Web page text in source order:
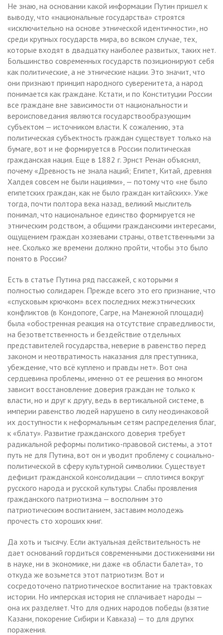
Не знаю, на основании какой информации Путин пришел к
выводу, что «национальные государства» строятся
«исключительно на основе этнической идентичности», но
среди крупных государств мира, во всяком случае, тех,
которые входят в двадцатку наиболее развитых, таких нет.
Большинство современных государств позиционируют себя
как политические, а не этнические нации. Это значит, что
они признают принцип народного суверенитета, а народ
понимается как граждане. Кстати, и по Конституции России
все граждане вне зависимости от национальности и
вероисповедания являются государствообразующим
субъектом — источником власти. К сожалению, эта
политическая субъектность граждан существует только на
бумаге, вот и не формируется в России политическая
гражданская нация. Еще в 1882 г. Эрнст Ренан объяснял,
почему «Древность не знала наций; Египет, Китай, древняя
Халдея совсем не были нациями», — потому что «не было
египетских граждан, как не было граждан китайских». Уже
тогда, почти полтора века назад, великий мыслитель
понимал, что национальное единство формируется не
этническим родством, а общими гражданскими интересами,
ощущением граждан хозяевами страны, ответственными за
нее. Сколько же времени должно пройти, чтобы это было
понято в России?
Есть в статье Путина ряд пассажей, с которыми я
полностью солидарен. Прежде всего это его признание, что
«спусковым крючком» всех последних межэтнических
конфликтов (в Кондопоге, Сагре, на Манежной площади)
была «обостренная реакция на отсутствие справедливости,
на безответственность и бездействие отдельных
представителей государства, неверие в равенство перед
законом и неотвратимость наказания для преступника,
убеждение, что всё куплено и правды нет». Вот она
сердцевина проблемы, именно от ее решения во многом
зависит восстановление доверия граждан не только к
власти, но и друг к другу, ведь в вертикальной системе, в
империи равенство людей нарушено в силу неодинаковой
их доступности к неформальным сетям распределения благ,
к «блату». Развитие гражданского доверия требует
радикальной реформы политико-правовой системы, а этот
путь не для Путина, вот он и уводит проблему с социально-
политической в сферу культурной символики. Существует
дефицит гражданской консолидации — сплотимся вокруг
русского народа и русской культуры. Слабы проявления
гражданского патриотизма — восполним это
патриотическим воспитанием, заставим молодежь
прочесть сто хороших книг.
Да хоть и тысячу. Если актуальная действительность не
дает оснований гордиться современными достижениями ни
в науке, ни в экономике, ни даже «в области балета», то
откуда же возьмется этот патриотизм. Вот и
сосредоточено патриотическое воспитание на трактовках
истории. Но имперская история не сплачивает народы —
она их разделяет. Что для одних народов победы (взятие
Казани, покорение Сибири и Кавказа) — то для других
поражения.